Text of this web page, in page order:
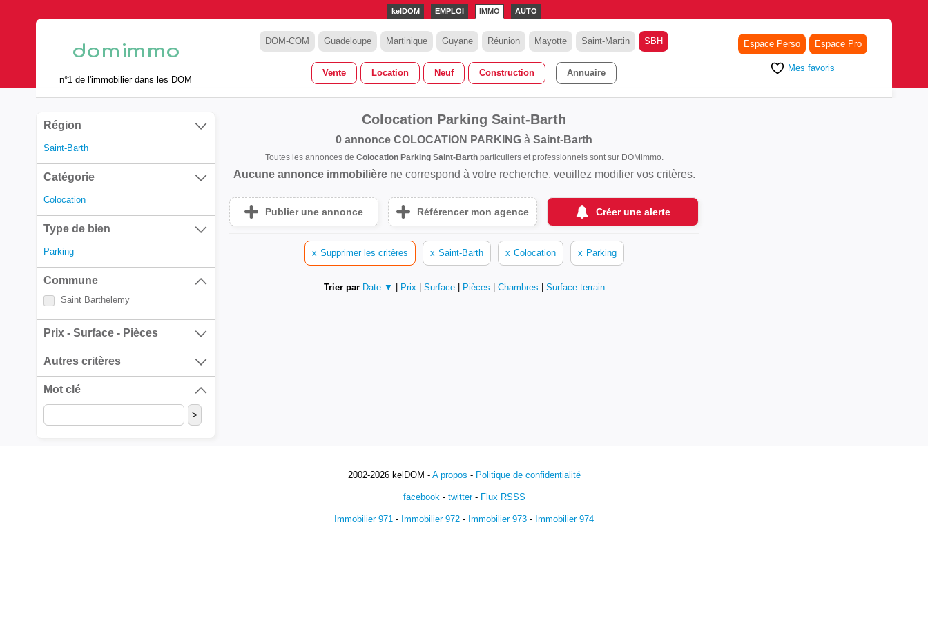
kelDOM EMPLOI IMMO AUTO
n°1 de l'immobilier dans les DOM
DOM-COM Guadeloupe Martinique Guyane Réunion Mayotte Saint-Martin SBH
Vente Location Neuf Construction Annuaire
Espace Perso Espace Pro
Mes favoris
Région
Saint-Barth
Catégorie
Colocation
Type de bien
Parking
Commune
Saint Barthelemy
Prix - Surface - Pièces
Autres critères
Mot clé
Colocation Parking Saint-Barth
0 annonce COLOCATION PARKING à Saint-Barth
Toutes les annonces de Colocation Parking Saint-Barthparticuliers et professionnels sont sur DOMimmo.
Aucune annonce immobilièrene correspond à votre recherche, veuillez modifier vos critères.
Publier une annonce Référencer mon agence Créer une alerte
x Supprimer les critères x Saint-Barth x Colocation x Parking
Trier par Date ▼ Prix Surface Pièces Chambres Surface terrain
2002-2026 kelDOM - A propos - Politique de confidentialité
facebook- twitter- Flux RSSS
Immobilier 971 - Immobilier 972 - Immobilier 973 - Immobilier 974